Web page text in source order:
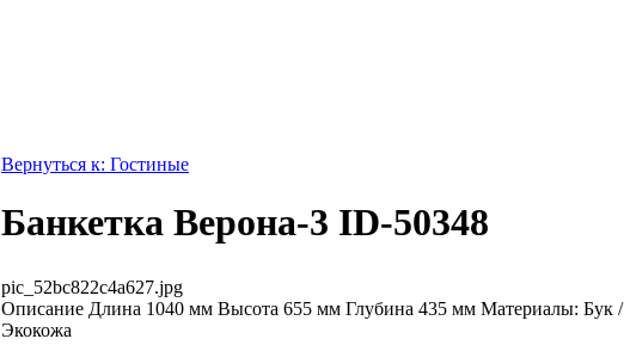
Вернуться к: Гостиные
Банкетка Верона-3 ID-50348
pic_52bc822c4a627.jpg
Описание Длина 1040 мм Высота 655 мм Глубина 435 мм Материалы: Бук /
Экокожа